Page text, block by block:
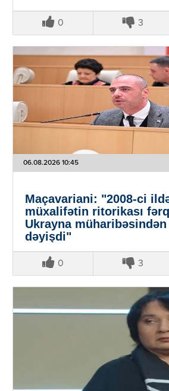
0 3
06.08.2026 10:45
Maçavariani: "2008-ci
müxalifətin ritorikası
Ukrayna
dəyişdi"
0 3